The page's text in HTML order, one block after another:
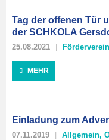
Tag der offenen Tür
der SCHKOLA
25.08.2021
MEHR
Einladung zum
07.11.2019 Allgemein,